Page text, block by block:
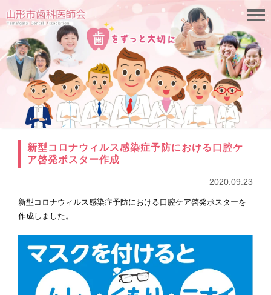
新型コロナウィルス感染症予防における口腔ケ
ア啓発ポスター作成
2020.09.23
新型コロナウィルス感染症予防における口腔ケア啓発ポスターを
作成しました。